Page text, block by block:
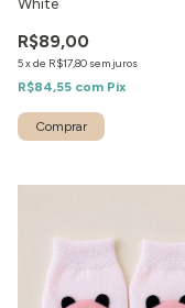
White
R$89,00
5xde R$17,80 sem juros
R$84,55 com Pix